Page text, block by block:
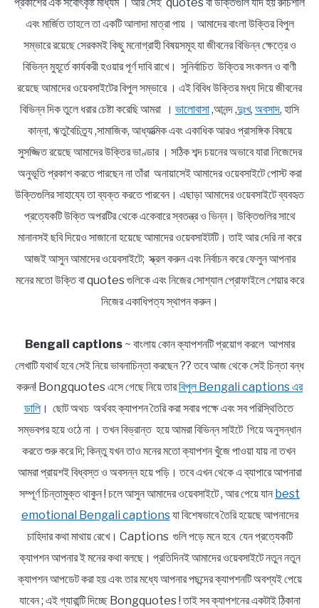
এবং মার্জিত তাহলে তা একটি আলাদা মাত্রা পায় । আমাদের বাংলা উক্তির বিপুল
সম্ভারে রয়েছে সেরকমই কিছু মনোগ্রাহী বিষয়সমূহ যা জীবনের বিভিন্ন ক্ষেত্রে ও
বিভিন্ন মুহূর্তে কার্যকরী হওয়ার পূর্ণ দাবি রাখে। সুনির্বাচিত উক্তির সংকলন ও বাণী
রয়েছে আমাদের ওয়েবসাইটের বিপুল সম্ভারে । এই বিবিধ উক্তির মধ্য দিয়ে জীবনের
বিভিন্ন দিক তুলে ধরার চেষ্টা করেছি আমরা । ভালোবাসা,আনন্দ ,দুঃখ, অবসাদ, হাসি
কান্না, ঋতুবৈচিত্র্য ,সামাজিক, আধ্যাত্মিক এবং একাধিক আরও প্রাসঙ্গিক বিষয়ে
সুসজ্জিত রয়েছে আমাদের উক্তির ভাণ্ডার । সঠিক শব্দ চয়নের অভাবে যারা নিজেদের
অনুভূতি প্রকাশ করতে পারছেন না তাঁরা অনায়াসেই আমাদের ওয়েবসাইটে পোস্ট করা
উক্তিগুলির সাহায্যে তা ব্যক্ত করতে পারবেন। এছাড়া আমাদের ওয়েবসাইটে ব্যবহৃত
প্রত্যেকটি উক্তি অপরটির থেকে একেবারে স্বতন্ত্র ও ভিন্ন। উক্তিগুলির সাথে
মানানসই ছবি দিয়েও সাজানো হয়েছে আমাদের ওয়েবসাইটটি। তাই আর দেরি না করে
আজই আসুন আমাদের ওয়েবসাইটে; স্ক্রল করুন এবং নির্বাচন করে ফেলুন আপনার
মনের মতো উক্তি বা quotes গুলিকে এবং নিজের সোশ্যাল প্রোফাইলে শেয়ার করে
নিজের একাধিপত্য স্থাপন করুন।
Bengali captions~ বাংলায় কোন ক্যাপশনটি প্রয়োগ করলে আপমার
লেখাটি যথার্থ হবে সেই নিয়ে ভাবনাচিন্তা করছেন ?? তবে আজ থেকে সেই চিন্তা বন্ধ
করুন! Bongquotes এসে গেছে নিয়ে তারবিপুল Bengali captions এর
ডালি। ছোট অথচ অর্থবহ ক্যাপশন তৈরি করা সবার পক্ষে এবং সব পরিস্থিতিতে
সম্ভবপর হয়ে ওঠে না । তখন বিভ্রান্ত হয়ে আমরা বিভিন্ন সাইটে গিয়ে অনুসন্ধান
করতে শুরু করে দি; কিন্তু যখন তাও মনের মতো ক্যাপশন খুঁজে পাওয়া যায় না তখন
আমরা প্রায়শই বিধ্বস্ত ও অবসন্ন হয়ে পড়ি। তবে এখন থেকে এ ব্যাপারে আপনারা
সম্পূর্ণ চিন্তামুক্ত থাকুন ! চলে আসুন আমাদের ওয়েবসাইটে , আর পেয়ে যান best
emotional Bengali captionsযা বিশেষভাবে তৈরি হয়েছে আপনাদের
চাহিদার কথা মাথায় রেখে। Captions গুলি পড়ে মনে হবে যেন প্রত্যেকটি
ক্যাপশন আপনার ই মনের কথা বলছে। প্রতিদিনই আমাদের ওয়েবসাইটে নতুন নতুন
ক্যাপশন আপডেট করা হয় এবং তার মধ্যে আপনার পছন্দের ক্যাপশনটি অবশ্যই পেয়ে
যাবেন ; এই গ্যারান্টি দিচ্ছে Bongquotes ! তাই সব ক্যাপশনের একটাই ঠিকানা